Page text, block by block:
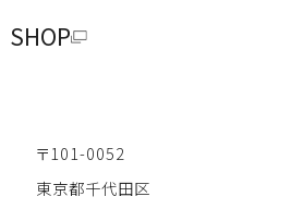
〒101-0052
東京都千代田区
SHOP